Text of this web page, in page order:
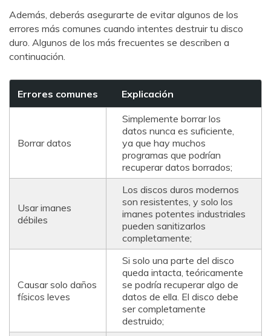
Además, deberás asegurarte de evitar algunos de los
errores más comunes cuando intentes destruir tu disco
duro. Algunos de los más frecuentes se describen a
continuación.
Errores comunes Explicación
Borrar datos
Simplemente borrar los
datos nunca es suficiente,
ya que hay muchos
programas que podrían
recuperar datos borrados;
Usar imanes
débiles
Los discos duros modernos
son resistentes, y solo los
imanes potentes industriales
pueden sanitizarlos
completamente;
Causar solo daños
físicos leves
Si solo una parte del disco
queda intacta, teóricamente
se podría recuperar algo de
datos de ella. El disco debe
ser completamente
destruido;